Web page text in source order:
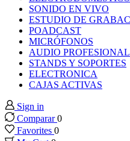
panel
panel
panel
panel
SONIDO EN VIVO
ESTUDIO DE
POADCAST
MICRÓFONOS
AUDIO PROFESIONAL
STANDS Y SOPORTES
ELECTRONICA
CAJAS ACTIVAS
Sign in
Comparar0
Favorites 0